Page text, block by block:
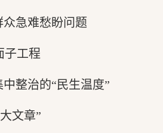
众急难愁盼问题
子工程
整治的“民生温度”
文章”